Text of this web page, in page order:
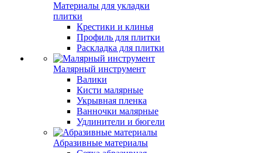
Материалы для укладки
плитки
Крестики и клинья
Профиль для плитки
Раскладка для плитки
Малярный инструмент
Валики
Кисти малярные
Укрывная пленка
Ванночки малярные
Удлинители и бюгели
Абразивные материалы